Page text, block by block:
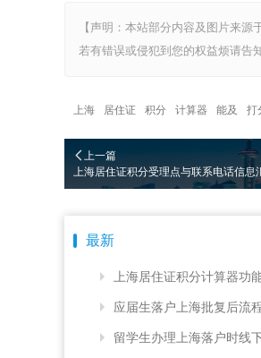
【声明：本站部分内容及图片来
若有错误或侵犯到您的权益烦请告
上海 居住证 积分 计算器 能及 打
上一篇
上海居住证积分受理点与联系电话信息
最新
上海居住证积分计算器功
应届生落户上海批复后流
留学生办理上海落户时线